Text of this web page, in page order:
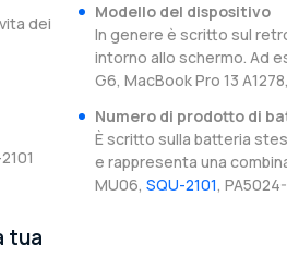
dei
tua
Modello del dispositivo
In genere è scritto sul
intorno allo schermo. Ad
G6, MacBook Pro 13
Numero di prodotto di
È scritto sulla batteria
e rappresenta una
MU06, SQU-2101,